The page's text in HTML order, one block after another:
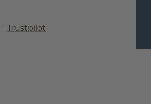
Trustpilot